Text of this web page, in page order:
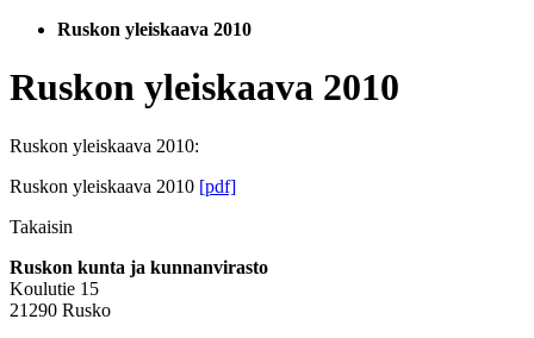
Ruskon yleiskaava 2010
Ruskon yleiskaava 2010
Ruskon yleiskaava 2010:
Ruskon yleiskaava 2010 [pdf]
Takaisin
Ruskon kunta ja kunnanvirasto
Koulutie 15
21290 Rusko